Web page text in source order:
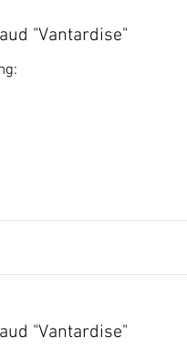
"Vantardise"
"Vantardise"